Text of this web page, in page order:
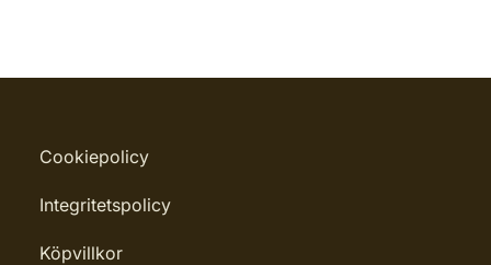
Cookiepolicy
Integritetspolicy
Köpvillkor